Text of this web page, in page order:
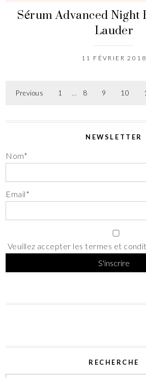
Sérum Advanced Night
Lauder
11 FÉVRIER 2018
Previous 1 … 8 9 10
NEWSLETTER
Nom*
Email*
Veuillez accepter les termes et
RECHERCHE